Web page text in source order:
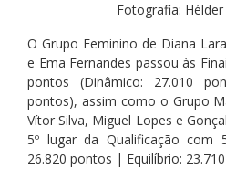
Fotografia:
O Grupo Feminino de Diana
e Ema Fernandes passou às
pontos (Dinâmico: 27.010
pontos), assim como o Grupo
Vítor Silva, Miguel Lopes e
5º lugar da Qualificação com
26.820 pontos | Equilíbrio: